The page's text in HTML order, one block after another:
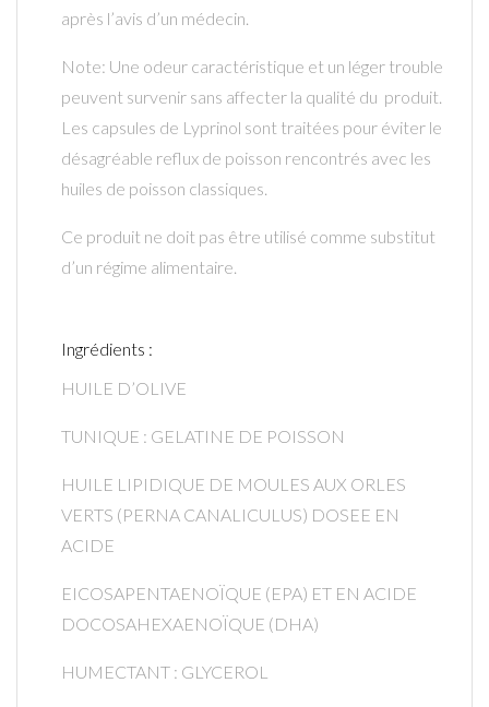
après l’avis d’un médecin.
Note: Une odeur caractéristique et un léger trouble
peuvent survenir sans affecter la qualité du produit.
Les capsules de Lyprinol sont traitées pour éviter le
désagréable reflux de poisson rencontrés avec les
huiles de poisson classiques.
Ce produit ne doit pas être utilisé comme substitut
d’un régime alimentaire.
Ingrédients :
HUILE D’OLIVE
TUNIQUE : GELATINE DE POISSON
HUILE LIPIDIQUE DE MOULES AUX ORLES
VERTS (PERNA CANALICULUS) DOSEE EN
ACIDE
EICOSAPENTAENOÏQUE (EPA) ET EN ACIDE
DOCOSAHEXAENOÏQUE (DHA)
HUMECTANT : GLYCEROL